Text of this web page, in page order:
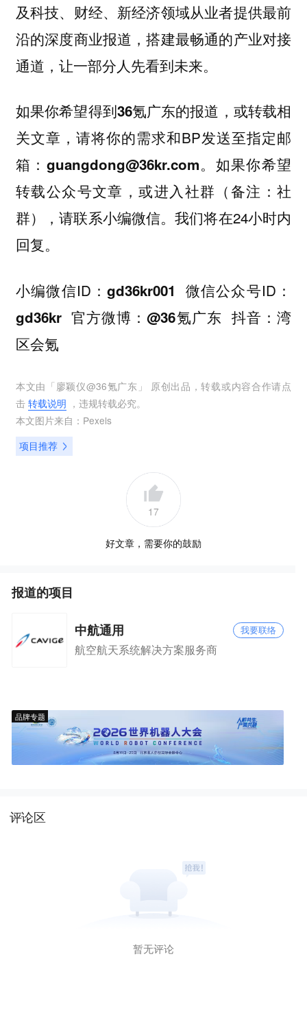
及科技、财经、新经济领域从业者提供最前
沿的深度商业报道，搭建最畅通的产业对接
通道，让一部分人先看到未来。
如果你希望得到36氪广东的报道，或转载相
关文章 ，请将你的需求和BP发送至指定邮
箱： guangdong@36kr.com。如果你希望
转载公众号文章，或进入社群（备注：社
群），请联系小编微信。我们将在24小时内
回复。
小编微信ID：gd36kr001 微信公众号ID：
gd36kr官方微博：@36氪广东 抖音：湾
区会氪
本文由「 廖颖仪@36氪广东 」 原创出品，转载或内容合作请点
击 转载说明 ，违规转载必究。
本文图片来自： Pexels
项目推荐
17
好文章，需要你的鼓励
报道的项目
中航通用 我要联络
航空航天系统解决方案服务商
品牌专题
评论区
暂无评论